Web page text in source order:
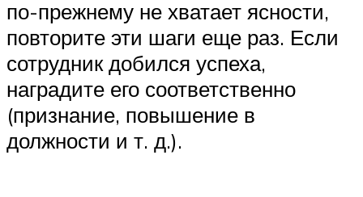
по-прежнему не хватает ясности,
повторите эти шаги еще раз. Если
сотрудник добился успеха,
наградите его соответственно
(признание, повышение в
должности и т. д.).